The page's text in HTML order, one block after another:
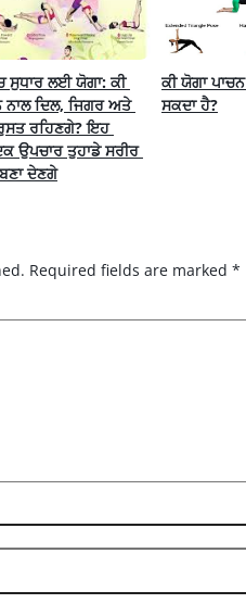
ਸੁਧਾਰ ਲਈ ਯੋਗਾ: ਕੀ
ਨਾਲ ਦਿਲ, ਜਿਗਰ ਅਤੇ
ਰਹਿਣਗੇ? ਇਹ
ਉਪਚਾਰ ਤੁਹਾਡੇ ਸਰੀਰ
ਦੇਣਗੇ
ਕੀ ਯੋਗਾ
ਸਕਦਾ ਹੈ?
Required fields are marked *